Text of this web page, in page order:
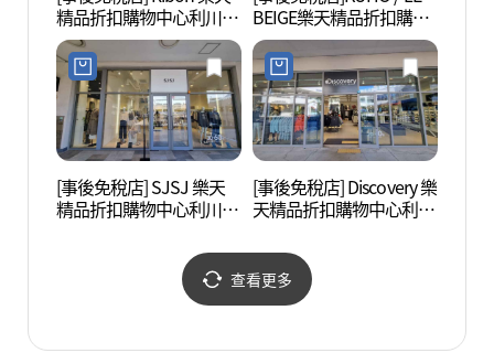
精品折扣購物中心利川店
(리본 롯데프리미엄아울
렛 이천점)
BEIGE樂天精品折扣購物
中心利川店(구호/르베이
지 롯데프리미엄아울렛
이천점)
[事後免稅店] SJSJ 樂天
精品折扣購物中心利川店
[事後免稅店] Discovery 樂
天精品折扣購物中心利川
미엄아울렛 이천점)
查看更多